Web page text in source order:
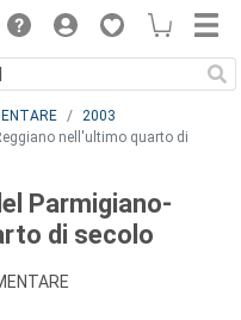
2003
nell'ultimo quarto di
Parmigiano-
di secolo